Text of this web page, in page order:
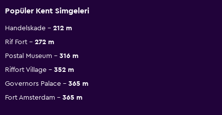
Popüler Kent Simgeleri
Handelskade
212 m
Rif Fort
272 m
Postal Museum
316 m
Riffort Village
352 m
Governors Palace
365 m
Fort Amsterdam
365 m